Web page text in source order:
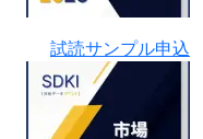
試読サンプル申込